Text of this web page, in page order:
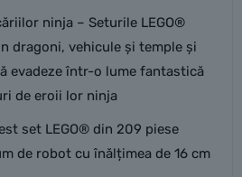
ninja – Seturile LEGO®
dragoni, vehicule și temple și
evadeze într-o lume fantastică
de eroii lor ninja
set LEGO® din 209 piese
de robot cu înălțimea de 16 cm